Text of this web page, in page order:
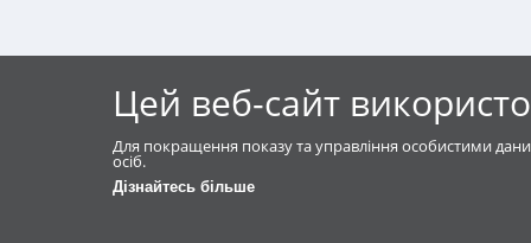
Цей веб-сайт
Для покращення показу та управління особистими
осіб.
Дізнайтесь більше